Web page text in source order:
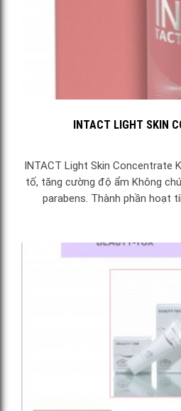
INTACT LIGHT SKIN
INTACT Light Skin Concentrate
tố, tăng cường độ ẩm Không
parabens. Thành phần hoạt